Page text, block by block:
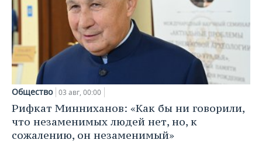
Общество 03 авг, 00:00
Рифкат Минниханов: «Как бы ни говорили,
что незаменимых людей нет, но, к
сожалению, он незаменимый»